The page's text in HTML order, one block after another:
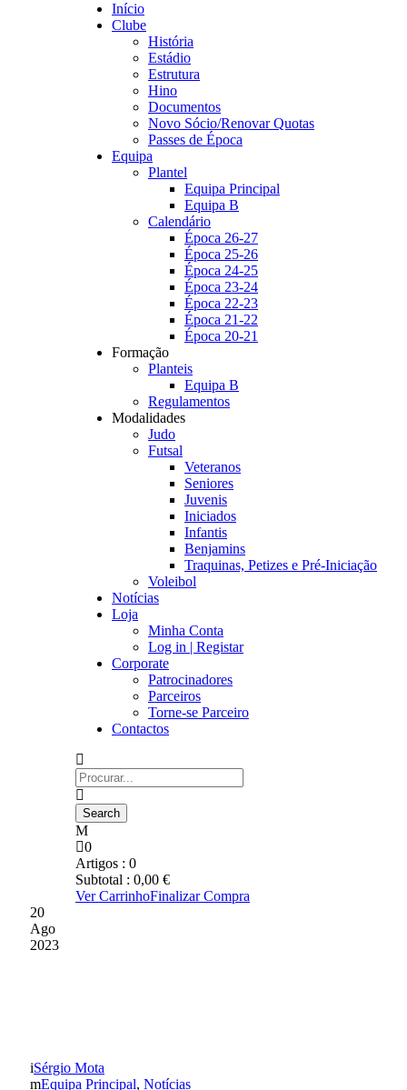
Início
Clube
História
Estádio
Estrutura
Hino
Documentos
Novo Sócio/Renovar Quotas
Passes de Época
Equipa
Plantel
Equipa Principal
Equipa B
Calendário
Época 26-27
Época 25-26
Época 24-25
Época 23-24
Época 22-23
Época 21-22
Época 20-21
Formação
Planteis
Equipa B
Regulamentos
Modalidades
Judo
Futsal
Veteranos
Seniores
Juvenis
Iniciados
Infantis
Benjamins
Traquinas, Petizes e Pré-Iniciação
Voleibol
Notícias
Loja
Minha Conta
Log in | Registar
Corporate
Patrocinadores
Parceiros
Torne-se Parceiro
Contactos
0
Artigos : 0
Subtotal : 0,00 €
Ver CarrinhoFinalizar Compra
20
Ago
2023
Sérgio Mota
Equipa Principal, Notícias